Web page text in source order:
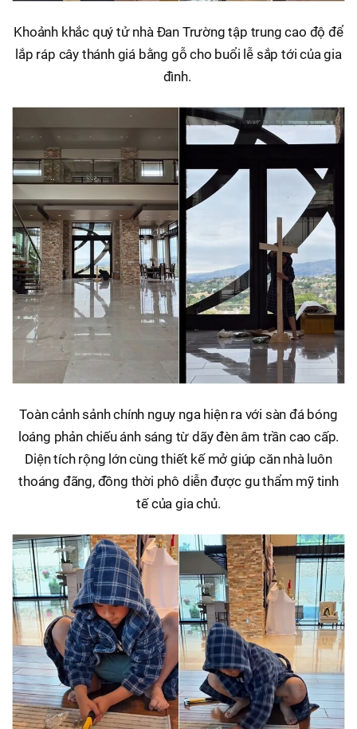
Khoảnh khắc quý tử nhà Đan Trường tập trung cao độ để
lắp ráp cây thánh giá bằng gỗ cho buổi lễ sắp tới của gia
đình.
Toàn cảnh sảnh chính nguy nga hiện ra với sàn đá bóng
loáng phản chiếu ánh sáng từ dãy đèn âm trần cao cấp.
Diện tích rộng lớn cùng thiết kế mở giúp căn nhà luôn
thoáng đãng, đồng thời phô diễn được gu thẩm mỹ tinh
tế của gia chủ.